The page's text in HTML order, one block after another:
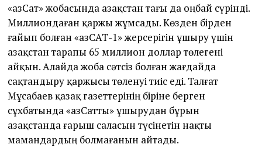
«ҚазСат» жобасында Қазақстан тағы да оңбай сүрінді.
Миллиондаған қаржы жұмсады. Көзден бірден
ғайып болған «ҚазСАТ-1» жерсерігін ұшыру үшін
Қазақстан тарапы 65 миллион доллар төлегені
айқын. Алайда жоба сәтсіз болған жағдайда
сақтандыру қаржысы төленуі тиіс еді. Талғат
Мұсабаев қазақ газеттерінің біріне берген
сұхбатында «ҚазСатты» ұшырудан бұрын
Қазақстанда ғарыш саласын түсінетін нақты
мамандардың болмағанын айтады.